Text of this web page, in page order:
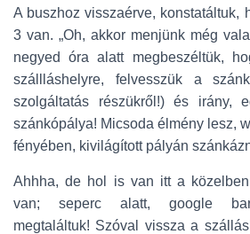
A buszhoz visszaérve, konstatáltuk,
3 van. „Oh, akkor menjünk még
negyed óra alatt megbeszéltük,
szállláshelyre, felvesszük a
szolgáltatás részükről!) és irány,
szánkópálya! Micsoda élmény lesz,
fényében, kivilágított pályán
Ahhha, de hol is van itt a
van; seperc alatt, google
megtaláltuk! Szóval vissza a